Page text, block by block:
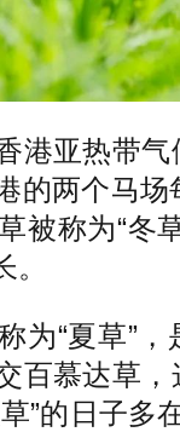
港亚热带
的两个马
被称为“冬
为“夏草”
百慕达草
”的日子多